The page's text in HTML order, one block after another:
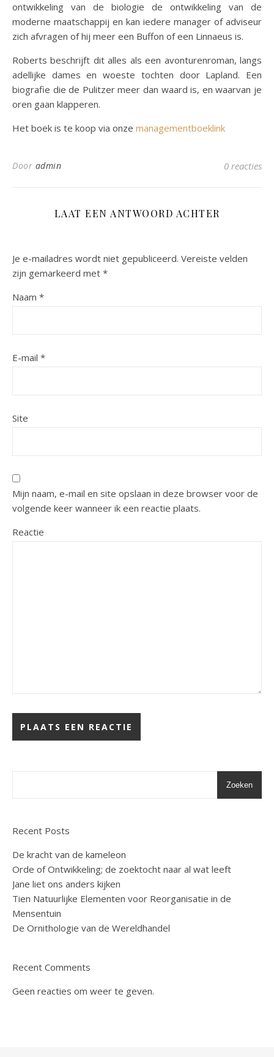
ontwikkeling van de biologie de ontwikkeling van de
moderne maatschappij en kan iedere manager of adviseur
zich afvragen of hij meer een Buffon of een Linnaeus is.
Roberts beschrijft dit alles als een avonturenroman, langs
adellijke dames en woeste tochten door Lapland. Een
biografie die de Pulitzer meer dan waard is, en waarvan je
oren gaan klapperen.
Het boek is te koop via onze managementboeklink
Door admin 0 reacties
LAAT EEN ANTWOORD ACHTER
Je e-mailadres wordt niet gepubliceerd. Vereiste velden
zijn gemarkeerd met *
Naam *
E-mail *
Site
Mijn naam, e-mail en site opslaan in deze browser voor de
volgende keer wanneer ik een reactie plaats.
Reactie
Zoeken
Recent Posts
De kracht van de kameleon
Orde of Ontwikkeling; de zoektocht naar al wat leeft
Jane liet ons anders kijken
Tien Natuurlijke Elementen voor Reorganisatie in de
Mensentuin
De Ornithologie van de Wereldhandel
Recent Comments
Geen reacties om weer te geven.